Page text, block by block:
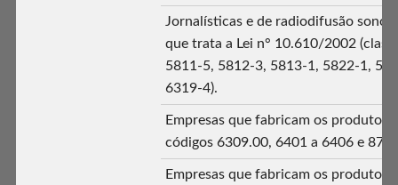
Jornalísticas e de radiodifusão
que trata a Lei n° 10.610/2002
5811-5, 5812-3, 5813-1, 5822-1,
6319-4).
Empresas que fabricam os produtos
códigos 6309.00, 6401 a 6406 e
Empresas que fabricam os produtos